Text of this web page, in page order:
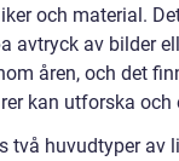
och material.
avtryck av bilder
åren, och det
kan utforska och
två huvudtyper av